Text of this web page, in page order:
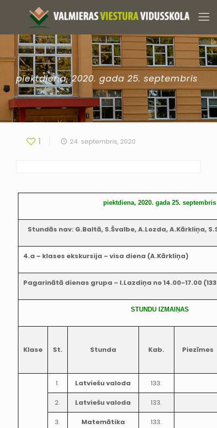
piektdiena, 2020. gada 25. septembris
1 24. septembris, 2020
piektdiena, 2020. gada 25. septembris
Stundās nav: G.Baltā, S.Švalbe, A.Lozda, A.Kārkliņa,
4.a – klases ekskursija – visa diena (A.Kārkliņa)
Pagarinātā dienas grupa – I.Lazdiņa no 14.00-17.00
STUNDU IZMAIŅAS
Klase St. Stunda Kab. Piezīmes
1. Latviešu valoda 133.
2. Latviešu valoda 133.
3. Matemātika 133.